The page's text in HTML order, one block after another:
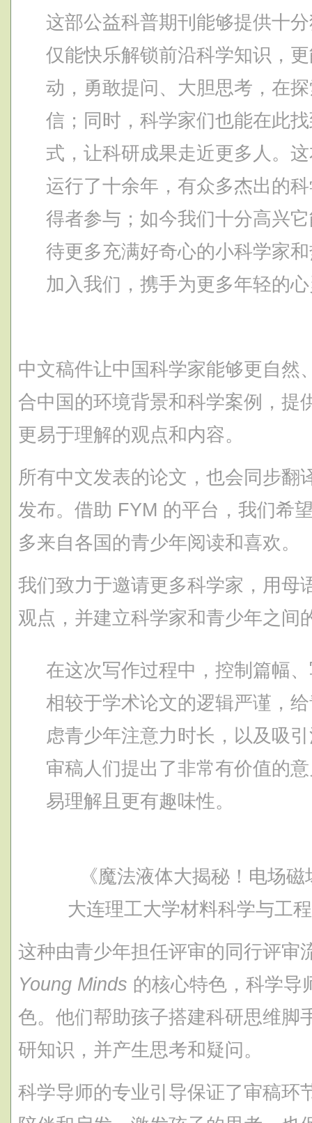
这部公益科普期刊能够提供十
仅能快乐解锁前沿科学知识，
动，勇敢提问、大胆思考，在
信；同时，科学家们也能在此
式，让科研成果走近更多人。
运行了十余年，有众多杰出的
得者参与；如今我们十分高兴
待更多充满好奇心的小科学家
加入我们，携手为更多年轻的
中文稿件让中国科学家能够更自然
合中国的环境背景和科学案例，提
更易于理解的观点和内容。
所有中文发表的论文，也会同步翻
发布。借助 FYM 的平台，我们希
多来自各国的青少年阅读和喜欢。
我们致力于邀请更多科学家，用母
观点，并建立科学家和青少年之间
在这次写作过程中，控制篇幅
相较于学术论文的逻辑严谨，
虑青少年注意力时长，以及吸
审稿人们提出了非常有价值的
易理解且更有趣味性。
《魔法液体大揭秘！电场
大连理工大学材料科学与工
这种由青少年担任评审的同行评审
Young Minds 的核心特色，科学导
色。他们帮助孩子搭建科研思维脚
研知识，并产生思考和疑问。
科学导师的专业引导保证了审稿环